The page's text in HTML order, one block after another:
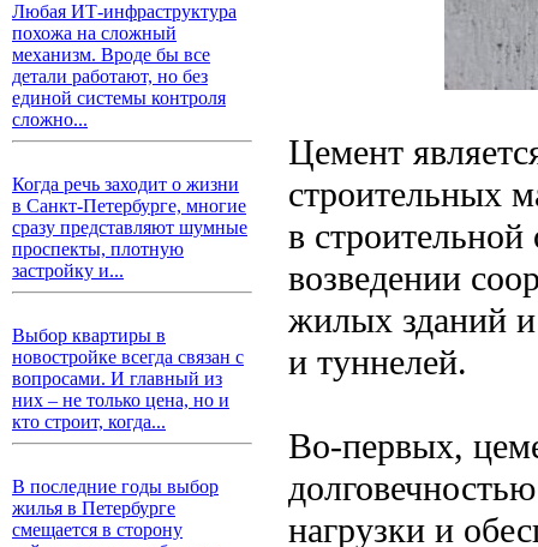
Любая ИТ-инфраструктура
похожа на сложный
механизм. Вроде бы все
детали работают, но без
единой системы контроля
сложно...
Когда речь заходит о жизни
в Санкт-Петербурге, многие
сразу представляют шумные
проспекты, плотную
застройку и...
Выбор квартиры в
новостройке всегда связан с
вопросами. И главный из
них – не только цена, но и
кто строит, когда...
В последние годы выбор
жилья в Петербурге
смещается в сторону
Цемент
строительных
в
возведении
жилых зданий и
и туннелей.
Во-первых,
нагрузки и